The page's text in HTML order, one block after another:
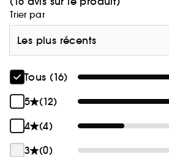
Trier par
Les plus récents
Tous (16)
5
(12)
4
(4)
3
(0)